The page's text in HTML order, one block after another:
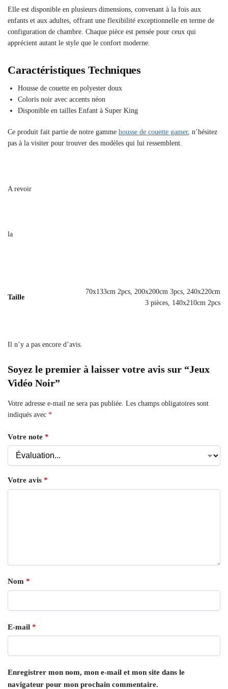
Elle est disponible en plusieurs dimensions, convenant à la fois aux
enfants et aux adultes, offrant une flexibilité exceptionnelle en terme de
configuration de chambre. Chaque pièce est pensée pour ceux qui
apprécient autant le style que le confort moderne.
Caractéristiques Techniques
Housse de couette en polyester doux
Coloris noir avec accents néon
Disponible en tailles Enfant à Super King
Ce produit fait partie de notre gamme housse de couette gamer, n’hésitez
pas à la visiter pour trouver des modèles qui lui ressemblent.
A revoir
la
Taille
70x133cm 2pcs, 200x200cm 3pcs, 240x220cm
3 pièces, 140x210cm 2pcs
Il n’y a pas encore d’avis.
Soyez le premier à laisser votre avis sur “Jeux
Vidéo Noir”
Votre adresse e-mail ne sera pas publiée. Les champs obligatoires sont
indiqués avec *
Votre note *
Votre avis *
Nom *
E-mail *
Enregistrer mon nom, mon e-mail et mon site dans le
navigateur pour mon prochain commentaire.